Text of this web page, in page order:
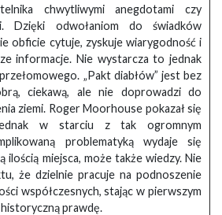
chwytliwymi anegdotami czy
Dzięki odwołaniom do świadków
obficie cytuje, zyskuje wiarygodność i
informacje. Nie wystarcza to jednak
„Pakt diabłów” jest bez
ciekawą, ale nie doprowadzi do
ziemi. Roger Moorhouse pokazał się
w starciu z tak ogromnym
problematyką wydaje się
ilością miejsca, może także wiedzy. Nie
że dzielnie pracuje na podnoszenie
współczesnych, stając w pierwszym
prawdę.